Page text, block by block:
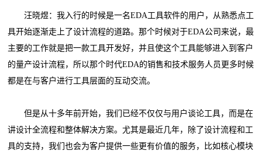
汪晓煜：我入行的时候是一名EDA工具软件的用户，从熟悉点工
具开始逐渐走上了设计流程的道路。那个时候对于EDA公司来说，最
主要的工作就是把一款工具开发好，并且使这个工具能够进入到客户
的量产设计流程，所以那个时代EDA的销售和技术服务人员更多时候
都是在与客户进行工具层面的互动交流。
但是从十多年前开始，我们已经不仅仅与用户谈论工具，而是在
讲设计全流程和整体解决方案。尤其是最近几年，除了设计流程和工
具的支持，我们也会为客户提供一些更有价值的服务，比如核心模块